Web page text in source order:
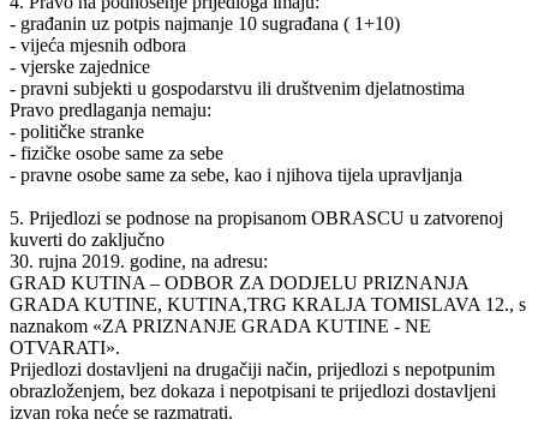
- građanin uz potpis najmanje 10 sugrađana ( 1+10)
- vijeća mjesnih odbora
- vjerske zajednice
- pravni subjekti u gospodarstvu ili društvenim djelatnostima
Pravo predlaganja nemaju:
- političke stranke
- fizičke osobe same za sebe
- pravne osobe same za sebe, kao i njihova tijela upravljanja
5. Prijedlozi se podnose na propisanom OBRASCU u zatvorenoj
kuverti do zaključno
30. rujna 2019. godine, na adresu:
GRAD KUTINA – ODBOR ZA DODJELU PRIZNANJA
GRADA KUTINE, KUTINA,TRG KRALJA TOMISLAVA 12., s
naznakom «ZA PRIZNANJE GRADA KUTINE - NE
OTVARATI».
Prijedlozi dostavljeni na drugačiji način, prijedlozi s nepotpunim
obrazloženjem, bez dokaza i nepotpisani te prijedlozi dostavljeni
izvan roka neće se razmatrati.